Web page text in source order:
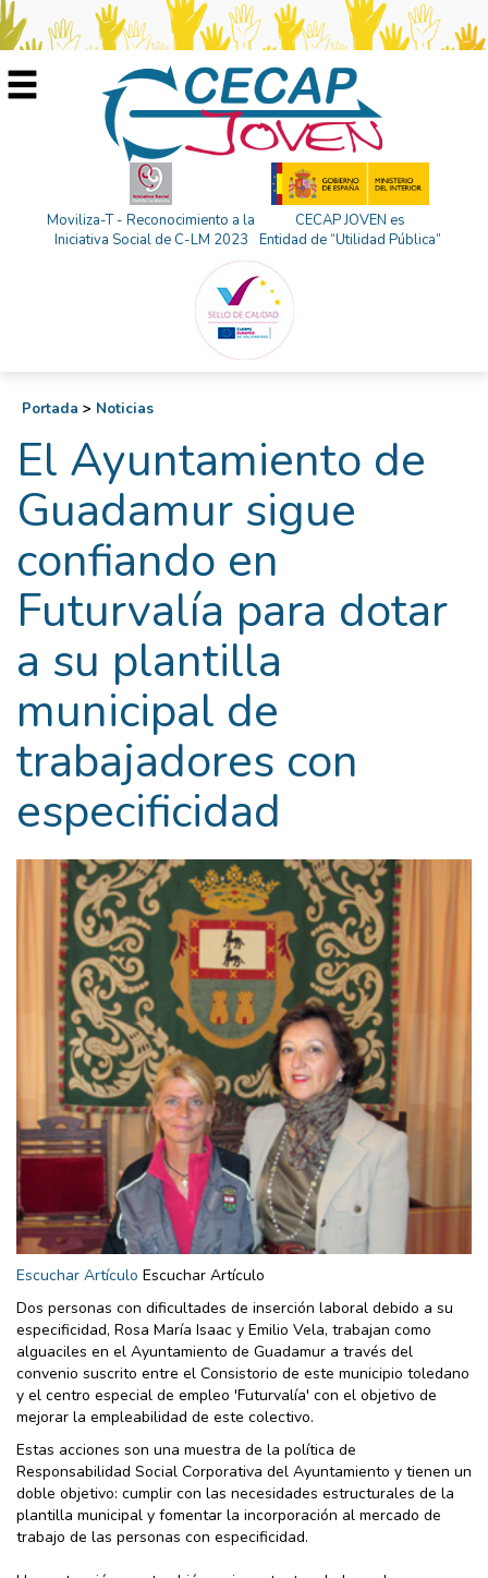
Moviliza-T - Reconocimiento a la
Iniciativa Social de C-LM 2023
CECAP JOVEN es
Entidad de “Utilidad Pública”
Portada > Noticias
El Ayuntamiento de
Guadamur sigue
confiando en
Futurvalía para dotar
a su plantilla
municipal de
trabajadores con
especificidad
Escuchar Artículo Escuchar Artículo
Dos personas con dificultades de inserción laboral debido a su
especificidad, Rosa María Isaac y Emilio Vela, trabajan como
alguaciles en el Ayuntamiento de Guadamur a través del
convenio suscrito entre el Consistorio de este municipio toledano
y el centro especial de empleo 'Futurvalía' con el objetivo de
mejorar la empleabilidad de este colectivo.
Estas acciones son una muestra de la política de
Responsabilidad Social Corporativa del Ayuntamiento y tienen un
doble objetivo: cumplir con las necesidades estructurales de la
plantilla municipal y fomentar la incorporación al mercado de
trabajo de las personas con especificidad.